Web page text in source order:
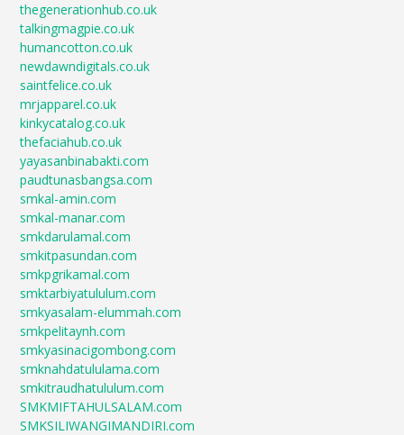
thegenerationhub.co.uk
talkingmagpie.co.uk
humancotton.co.uk
newdawndigitals.co.uk
saintfelice.co.uk
mrjapparel.co.uk
kinkycatalog.co.uk
thefaciahub.co.uk
yayasanbinabakti.com
paudtunasbangsa.com
smkal-amin.com
smkal-manar.com
smkdarulamal.com
smkitpasundan.com
smkpgrikamal.com
smktarbiyatululum.com
smkyasalam-elummah.com
smkpelitaynh.com
smkyasinacigombong.com
smknahdatululama.com
smkitraudhatululum.com
SMKMIFTAHULSALAM.com
SMKSILIWANGIMANDIRI.com